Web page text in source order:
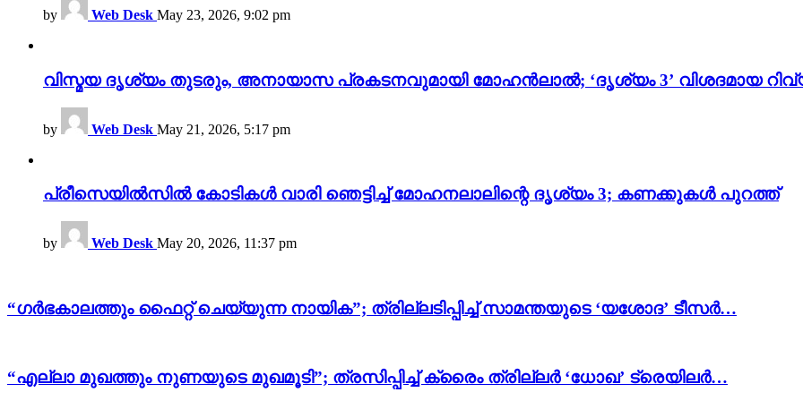
by Web Desk May 23, 2026, 9:02 pm
വിസ്മയ ദൃശ്യം തുടരും, അനായാസ പ്രകടനവുമായി മോഹൻലാൽ; ‘ദൃശ്യം 3’ വിശദമായ
by Web Desk May 21, 2026, 5:17 pm
പ്രീസെയിൽസിൽ കോടികൾ വാരി ഞെട്ടിച്ച് മോഹനലാലിന്റെ ദൃശ്യം 3; കണക്കുകൾ പുറത്ത്
by Web Desk May 20, 2026, 11:37 pm
“ഗർഭകാലത്തും ഫൈറ്റ് ചെയ്യുന്ന നായിക”; ത്രില്ലടിപ്പിച്ച് സാമന്തയുടെ ‘യശോദ’ ടീസർ…
“എല്ലാ മുഖത്തും നുണയുടെ മുഖമൂടി”; ത്രസിപ്പിച്ച് ക്രൈം ത്രില്ലർ ‘ധോഖ’ ട്രെയിലർ…